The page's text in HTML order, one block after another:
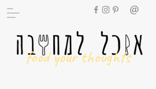
food your thoughts